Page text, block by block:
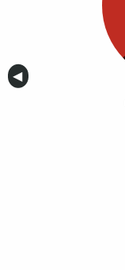
Anterior
◀︎